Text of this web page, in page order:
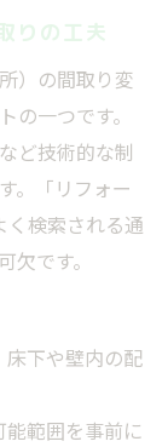
りの工夫
）の間取り変
一つです。
ど技術的な制
。「リフォー
く検索される通
です。
下や壁内の配
範囲を事前に